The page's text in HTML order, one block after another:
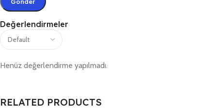
Değerlendirmeler
Henüz değerlendirme yapılmadı.
RELATED PRODUCTS